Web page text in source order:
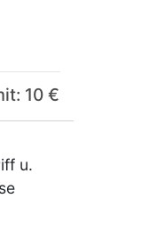
10 €
u.